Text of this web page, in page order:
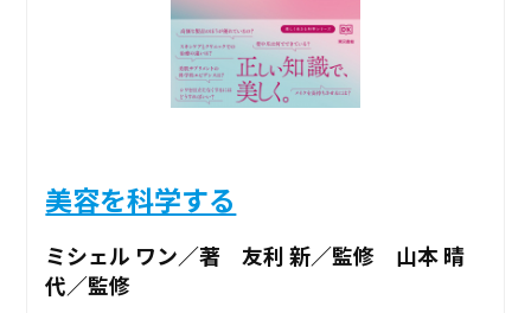
美容を科学する
ミシェル ワン／著 友利 新／監修 山本 晴
代／監修